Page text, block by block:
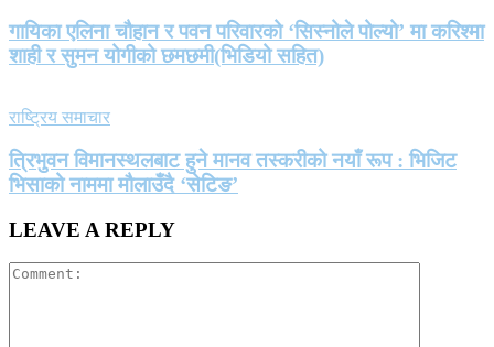
गायिका एलिना चौहान र पवन परिवारको ‘सिस्नोले पोल्यो’ मा करिश्मा
शाही र सुमन योगीको छमछमी(भिडियो सहित)
राष्ट्रिय समाचार
त्रिभुवन विमानस्थलबाट हुने मानव तस्करीको नयाँ रूप : भिजिट
भिसाको नाममा मौलाउँदै ‘सेटिङ’
LEAVE A REPLY